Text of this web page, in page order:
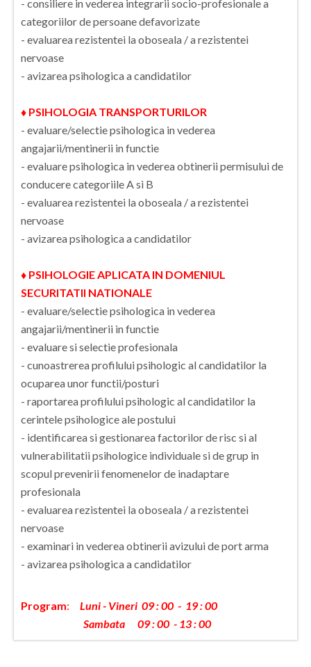
- consiliere in vederea integrarii socio-profesionale a
categoriilor de persoane defavorizate
- evaluarea rezistentei la oboseala / a rezistentei
nervoase
- avizarea psihologica a candidatilor
♦ PSIHOLOGIA TRANSPORTURILOR
- evaluare/selectie psihologica in vederea
angajarii/mentinerii in functie
- evaluare psihologica in vederea obtinerii permisului de
conducere categoriile A si B
- evaluarea rezistentei la oboseala / a rezistentei
nervoase
- avizarea psihologica a candidatilor
♦ PSIHOLOGIE APLICATA IN DOMENIUL
SECURITATII NATIONALE
- evaluare/selectie psihologica in vederea
angajarii/mentinerii in functie
- evaluare si selectie profesionala
- cunoastrerea profilului psihologic al candidatilor la
ocuparea unor functii/posturi
- raportarea profilului psihologic al candidatilor la
cerintele psihologice ale postului
- identificarea si gestionarea factorilor de risc si al
vulnerabilitatii psihologice individuale si de grup in
scopul prevenirii fenomenelor de inadaptare
profesionala
- evaluarea rezistentei la oboseala / a rezistentei
nervoase
- examinari in vederea obtinerii avizului de port arma
- avizarea psihologica a candidatilor
Program:
Luni - Vineri 09 : 00 - 19 : 00
Sambata 09 : 00 - 13 : 00